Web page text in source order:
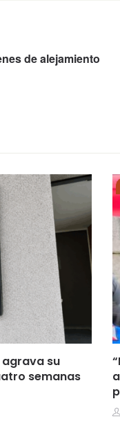
de alejamiento
agrava su
semanas